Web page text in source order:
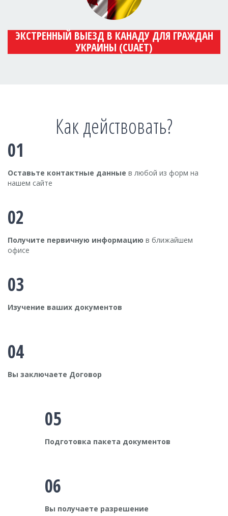
ЭКСТРЕННЫЙ ВЫЕЗД В КАНАДУ ДЛЯ ГРАЖДАН
УКРАИНЫ (CUAET)
Как действовать?
01
Оставьте контактные данные в любой из форм на
нашем сайте
02
Получите первичную информацию в ближайшем
офисе
03
Изучение ваших документов
04
Вы заключаете Договор
05
Подготовка пакета документов
06
Вы получаете разрешение